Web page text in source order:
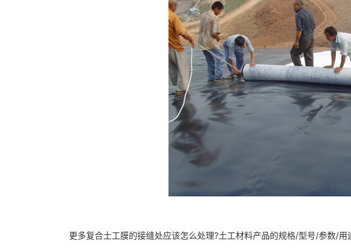
更多复合土工膜的接缝处应该怎么处理?土工材料产品的规格/型号/参数/